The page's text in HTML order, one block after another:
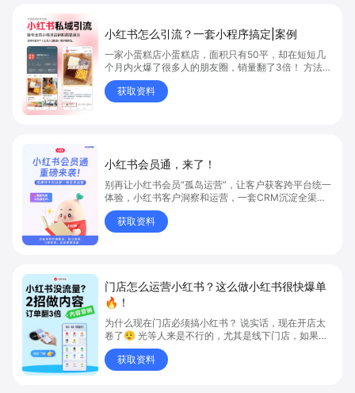
小红书怎么引流？一套小程序搞定|案例
一家小蛋糕店小蛋糕店，面积只有50平，却在短短几
个月内火爆了很多人的朋友圈，销量翻了3倍！ 方法则
是——巧妙借助小红书的种草平台和闭环引流，实现从
“种草”到“成交”的完美闭环！ 👇
获取资料
小红书会员通，来了！
别再让小红书会员“孤岛运营”，让客户获客跨平台统一
体验，小红书客户洞察和运营，一套CRM沉淀全渠道
会员数据！
获取资料
门店怎么运营小红书？这么做小红书很快爆单
🔥！
为什么现在门店必须搞小红书？ 说实话，现在开店太
卷了😮‍💨 光等人来是不行的，尤其是线下门店，如果你
还没开始做小红书，那真的就是“闭着眼放弃客流”🚪
💸 获取资料